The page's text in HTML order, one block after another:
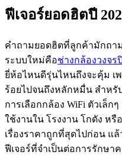
ฟีเจอร์ยอดฮิตปี
คำถามยอดฮิตที่ลูกค้ามักถา
ระบบใหม่คือช่างกล้องวงจร
ยี่ห้อไหนดีรุ่นไหนถึงจะคุ้ม เ
ร้อยไปจนถึงหลักหมื่น สำหรั
การเลือกกล้อง WiFi ตัวเล็ก
ใช้งานใน โรงงาน โกดัง ห
เรื่องราคาถูกที่สุดไปก่อน แ
ฟีเจอร์ที่จำเป็นต่อการรักษา